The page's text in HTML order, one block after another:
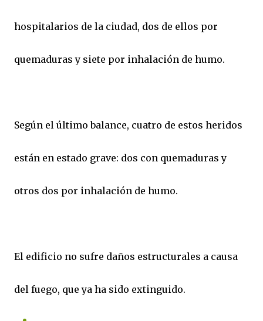
hospitalarios de la ciudad, dos de ellos por
quemaduras y siete por inhalación de humo.
Según el último balance, cuatro de estos heridos
están en estado grave: dos con quemaduras y
otros dos por inhalación de humo.
El edificio no sufre daños estructurales a causa
del fuego, que ya ha sido extinguido.